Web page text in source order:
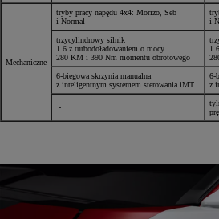
Mechaniczne
tryby pracy napędu 4x4: Morizo, Seb
i Normal
i
trzycylindrowy silnik
1.6 z turbodoładowaniem o mocy
280 KM i 390 Nm momentu obrotowego
6-biegowa skrzynia manualna
z inteligentnym systemem sterowania iMT
6-
z
-